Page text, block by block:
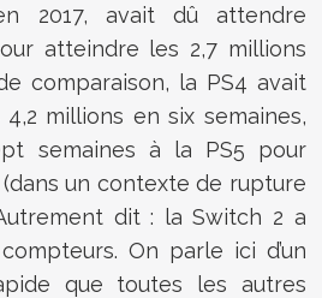
2017, avait dû attendre
atteindre les 2,7 millions
comparaison, la PS4 avait
millions en six semaines,
semaines à la PS5 pour
un contexte de rupture
dit : la Switch 2 a
On parle ici d’un
que toutes les autres